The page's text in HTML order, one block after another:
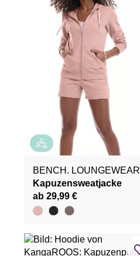
BENCH. LOUNGEWEAR
Kapuzensweatjacke
ab 29,99 €